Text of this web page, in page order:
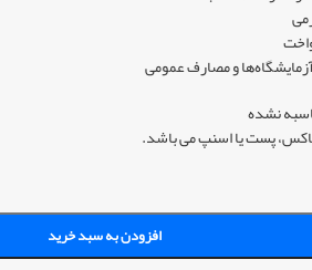
و مصارف عمومی
نشده
پست یا اسنپ می باشد.
افزودن به سبد خرید